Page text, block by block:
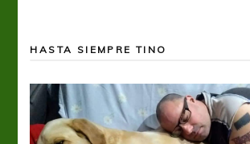
HASTA SIEMPRE TINO